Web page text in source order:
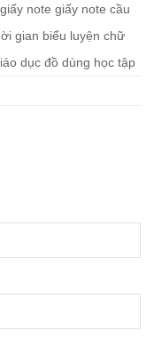
giấy note giấy note cầu
gian biểu luyện chữ
dục đồ dùng học tập